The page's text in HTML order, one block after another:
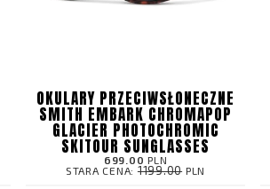
OKULARY PRZECIWSŁONECZNE
SMITH EMBARK CHROMAPOP
GLACIER PHOTOCHROMIC
SKITOUR SUNGLASSES
699.00 PLN
STARA CENA:1199.00PLN